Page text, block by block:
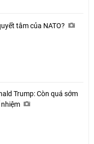
tâm của NATO?
Trump: Còn quá sớm